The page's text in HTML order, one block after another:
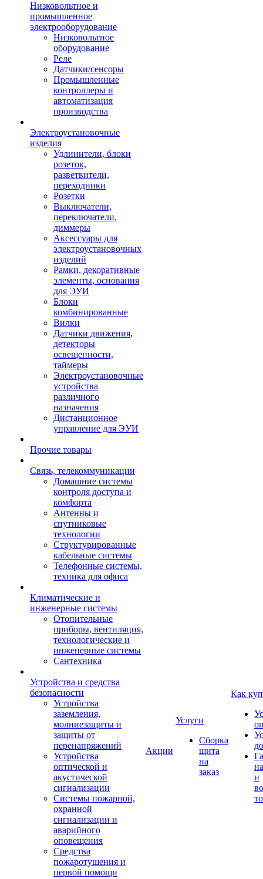
Низковольтное и
промышленное
электрооборудование
Низковольтное
оборудование
Реле
Датчики/сенсоры
Промышленные
контроллеры и
автоматизация
производства
Электроустановочные
изделия
Удлинители, блоки
розеток,
разветвители,
переходники
Розетки
Выключатели,
переключатели,
диммеры
Аксессуары для
электроустановочных
изделий
Рамки, декоративные
элементы, основания
для ЭУИ
Блоки
комбинированные
Вилки
Датчики движения,
детекторы
освещенности,
таймеры
Электроустановочные
устройства
различного
назначения
Дистанционное
управление для ЭУИ
Прочие товары
Связь, телекоммуникации
Домашние системы
контроля доступа и
комфорта
Антенны и
спутниковые
технологии
Структурированные
кабельные системы
Телефонные системы,
техника для офиса
Климатические и
инженерные системы
Отопительные
приборы, вентиляция,
технологические и
инженерные системы
Сантехника
Устройства и средства
безопасности
Устройства
заземления,
молниезащиты и
защиты от
перенапряжений
Устройства
оптической и
акустической
сигнализации
Системы пожарной,
охранной
сигнализации и
аварийного
оповещения
Средства
пожаротушения и
первой помощи
Акции
Услуги
Сборка
щита
на
заказ
Как
и